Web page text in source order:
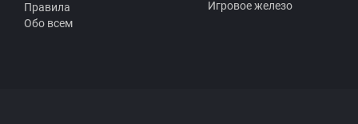
Правила
Обо всем
Игровое железо